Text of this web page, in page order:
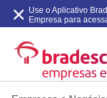
Use o Aplicativo
Empresa para